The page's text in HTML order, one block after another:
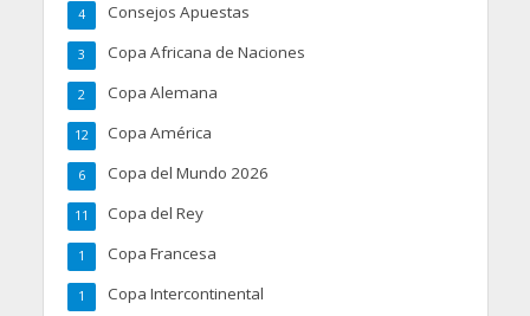
Consejos Apuestas
4
Copa Africana de Naciones
3
Copa Alemana
2
Copa América
12
Copa del Mundo 2026
6
Copa del Rey
11
Copa Francesa
1
Copa Intercontinental
1